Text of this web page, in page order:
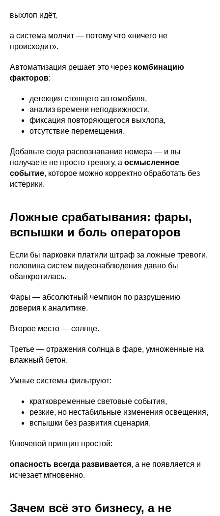
выхлоп идёт,
а система молчит — потому что «ничего не
происходит».
Автоматизация решает это через комбинацию
факторов:
детекция стоящего автомобиля,
анализ времени неподвижности,
фиксация повторяющегося выхлопа,
отсутствие перемещения.
Добавьте сюда распознавание номера — и вы
получаете не просто тревогу, а осмысленное
событие, которое можно корректно обработать без
истерики.
Ложные срабатывания: фары,
вспышки и боль операторов
Если бы парковки платили штраф за ложные тревоги,
половина систем видеонаблюдения давно бы
обанкротилась.
Фары — абсолютный чемпион по разрушению
доверия к аналитике.
Второе место — солнце.
Третье — отражения солнца в фаре, умноженные на
влажный бетон.
Умные системы фильтруют:
кратковременные световые события,
резкие, но нестабильные изменения освещения,
вспышки без развития сценария.
Ключевой принцип простой:
опасность всегда развивается, а не появляется и
исчезает мгновенно.
Зачем всё это бизнесу, а не